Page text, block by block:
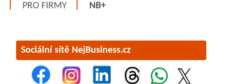
PRO FIRMY NB+
Sociální sítě NejBusiness.cz